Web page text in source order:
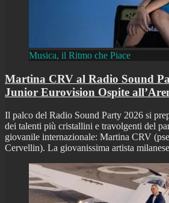
Musica, il Ritmo che Piace
Martina CRV al Radio Sound
Junior Eurovision Ospite
Il palco del Radio Sound Party 2026 si
dei talenti più cristallini e travolgenti del
giovanile internazionale: Martina CRV
Cervellin). La giovanissima artista